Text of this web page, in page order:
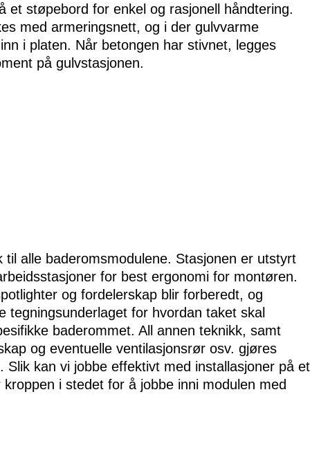
et støpebord for enkel og rasjonell håndtering.
med armeringsnett, og i der gulvvarme
i platen. Når betongen har stivnet, legges
på gulvstasjonen.
til alle baderomsmodulene. Stasjonen er utstyrt
for best ergonomi for montøren.
og fordelerskap blir forberedt, og
tegningsunderlaget for hvordan taket skal
baderommet. All annen teknikk, samt
og eventuelle ventilasjonsrør osv. gjøres
Slik kan vi jobbe effektivt med installasjoner på et
i stedet for å jobbe inni modulen med